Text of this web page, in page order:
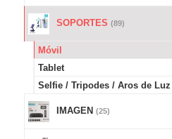
SOPORTES (89)
Móvil
Tablet
Selfie / Tripodes / Aros de Luz
IMAGEN (25)